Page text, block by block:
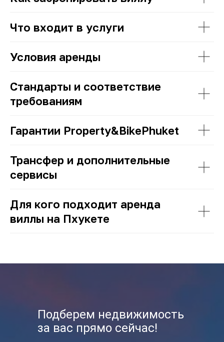
Что входит в услуги
Условия аренды
Стандарты и соответствие
требованиям
Гарантии Property&BikePhuket
Трансфер и дополнительные
сервисы
Для кого подходит аренда
виллы на Пхукете
Подберем недвижимость
за вас прямо сейчас!
арендовать